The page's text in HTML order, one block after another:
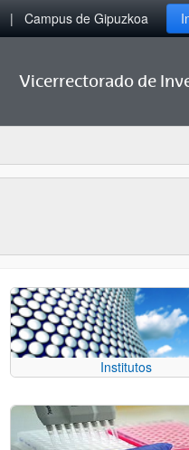
Campus de Gipuzkoa
Vicerrectorado de
Institutos